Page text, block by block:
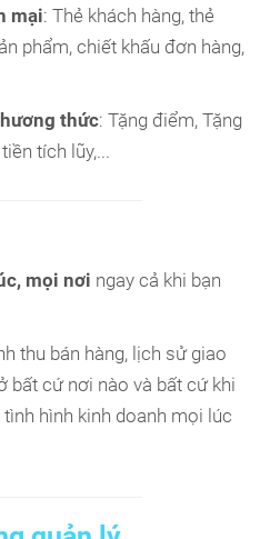
mại: Thẻ khách hàng, thẻ
phẩm, chiết khấu đơn hàng,
thức: Tặng điểm, Tặng
tích lũy,...
mọi nơi ngay cả khi bạn
thu bán hàng, lịch sử giao
bất cứ nơi nào và bất cứ khi
hình kinh doanh mọi lúc